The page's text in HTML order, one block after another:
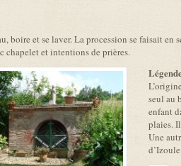
boire et se laver. La procession se faisait
chapelet et intentions de prières.
seul au
enfant
plaies.
​Une